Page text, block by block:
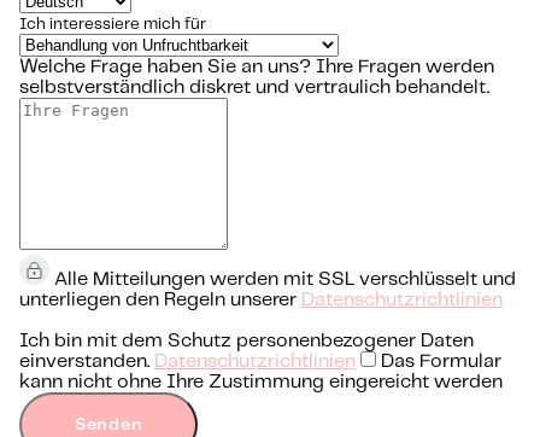
Ich interessiere mich für
Welche Frage haben Sie an uns?
Ihre Fragen werden
selbstverständlich diskret und vertraulich behandelt.
Alle Mitteilungen werden mit SSL verschlüsselt und
unterliegen den Regeln unserer
Datenschutzrichtlinien
Ich bin mit dem Schutz personenbezogener Daten
einverstanden.
Datenschutzrichtlinien
Das Formular
kann nicht ohne Ihre Zustimmung eingereicht werden
Senden